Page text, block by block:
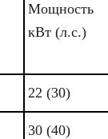
Мощность
кВт (л.с.)
22 (30)
30 (40)